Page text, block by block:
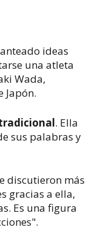
ideas
una atleta
Wada,
Japón.
. Ella
sus palabras y
discutieron más
gracias a ella,
Es una figura